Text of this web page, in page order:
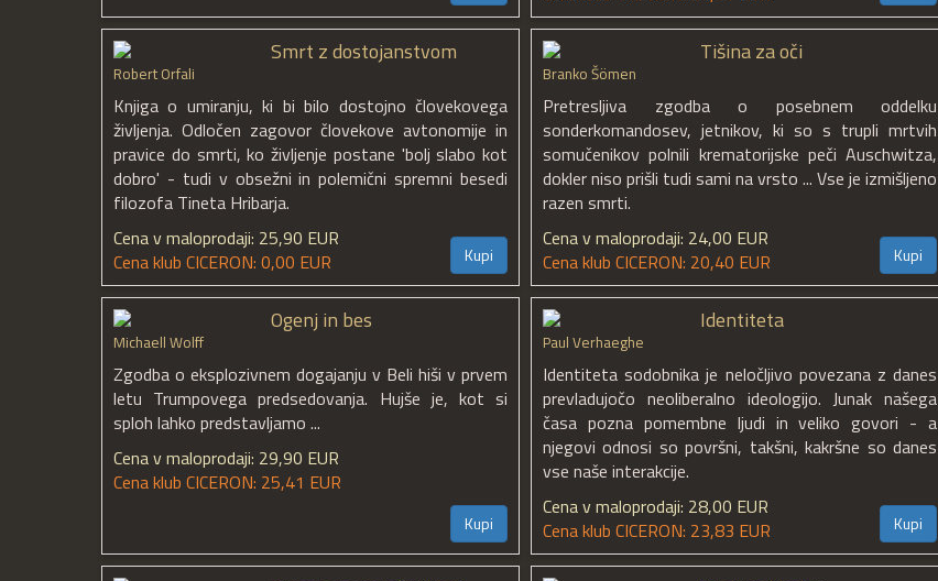
Smrt z dostojanstvom
Robert Orfali
Knjiga o umiranju, ki bi bilo dostojno človekovega
življenja. Odločen zagovor človekove avtonomije in
pravice do smrti, ko življenje postane 'bolj slabo kot
dobro' - tudi v obsežni in polemični spremni besedi
filozofa Tineta Hribarja.
Cena v maloprodaji: 25,90 EUR
Cena klub CICERON: 0,00 EUR
Kupi
Tišina za oči
Branko Šömen
Pretresljiva zgodba o posebnem oddelku
sonderkomandosev, jetnikov, ki so s trupli mrtvih
somučenikov polnili krematorijske peči Auschwitza,
dokler niso prišli tudi sami na vrsto ... Vse je izmišljeno
razen smrti.
Cena v maloprodaji: 24,00 EUR
Cena klub CICERON: 20,40 EUR
Kupi
Ogenj in bes
Michaell Wolff
Zgodba o eksplozivnem dogajanju v Beli hiši v prvem
letu Trumpovega predsedovanja. Hujše je, kot si
sploh lahko predstavljamo ...
Cena v maloprodaji: 29,90 EUR
Cena klub CICERON: 25,41 EUR
Kupi
Identiteta
Paul Verhaeghe
Identiteta sodobnika je neločljivo povezana z danes
prevladujočo neoliberalno ideologijo. Junak našega
časa pozna pomembne ljudi in veliko govori - a
njegovi odnosi so površni, takšni, kakršne so danes
vse naše interakcije.
Cena v maloprodaji: 28,00 EUR
Cena klub CICERON: 23,83 EUR
Kupi